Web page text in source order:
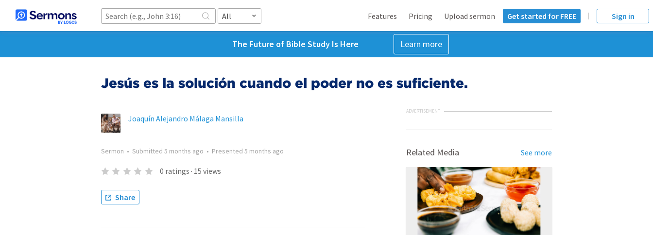
All Features Pricing Upload sermon Get started for FREE Sign in
The Future of Bible Study Is Here Learn more
Jesús es la solución cuando el poder no es suficiente.
Joaquín Alejandro Málaga Mansilla
Sermon • Submitted 5 months ago • Presented 5 months ago
0 ratings · 15 views
Share
ADVERTISEMENT
Related Media See more